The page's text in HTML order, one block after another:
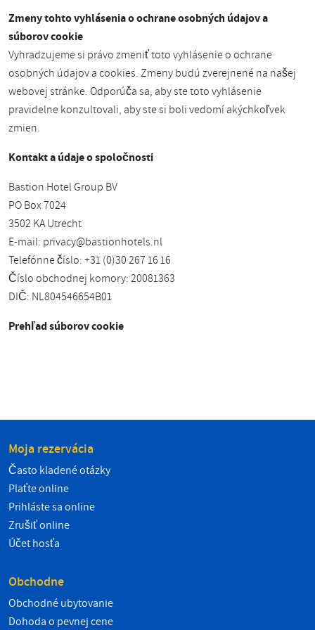
Zmeny tohto vyhlásenia o ochrane osobných údajov a
súborov cookie
Vyhradzujeme si právo zmeniť toto vyhlásenie o ochrane
osobných údajov a cookies. Zmeny budú zverejnené na našej
webovej stránke. Odporúča sa, aby ste toto vyhlásenie
pravidelne konzultovali, aby ste si boli vedomí akýchkoľvek
zmien.
Kontakt a údaje o spoločnosti
Bastion Hotel Group BV
PO Box 7024
3502 KA Utrecht
E-mail: privacy@bastionhotels.nl
Telefónne číslo: +31 (0)30 267 16 16
Číslo obchodnej komory: 20081363
DIČ: NL804546654B01
Prehľad súborov cookie
Moja rezervácia
Často kladené otázky
Plaťte online
Prihláste sa online
Zrušiť online
Účet hosťa
Obchodne
Obchodné ubytovanie
Dohoda o pevnej cene